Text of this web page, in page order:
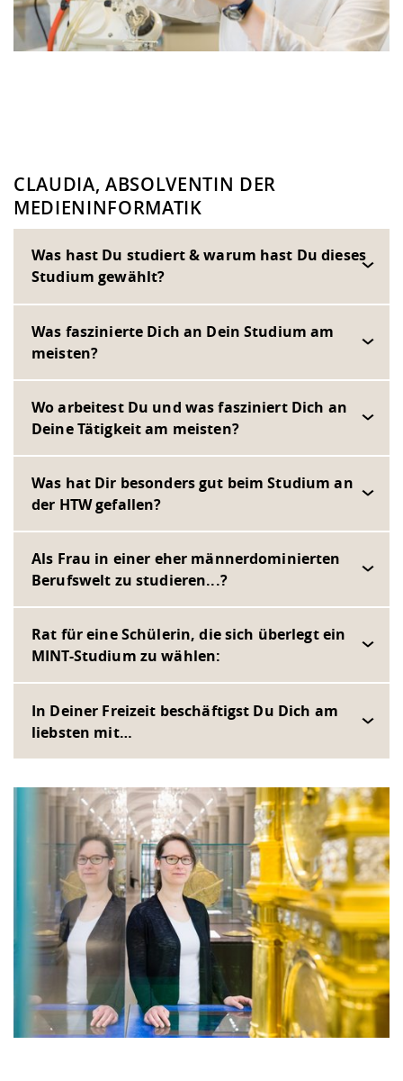
CLAUDIA, ABSOLVENTIN DER
MEDIENINFORMATIK
Was hast Du studiert & warum hast Du dieses
Studium gewählt?
Was faszinierte Dich an Dein Studium am
meisten?
Wo arbeitest Du und was fasziniert Dich an
Deine Tätigkeit am meisten?
Was hat Dir besonders gut beim Studium an
der HTW gefallen?
Als Frau in einer eher männerdominierten
Berufswelt zu studieren...?
Rat für eine Schülerin, die sich überlegt ein
MINT-Studium zu wählen:
In Deiner Freizeit beschäftigst Du Dich am
liebsten mit…